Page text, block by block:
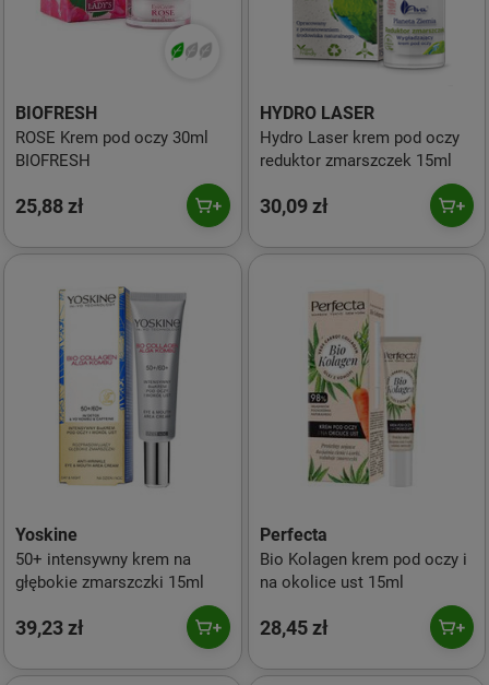
BIOFRESH
ROSE Krem pod oczy 30ml
BIOFRESH
25,88 zł
HYDRO LASER
Hydro Laser krem pod oczy
reduktor zmarszczek 15ml
30,09 zł
Yoskine
50+ intensywny krem na
głębokie zmarszczki 15ml
39,23 zł
Perfecta
Bio Kolagen krem pod oczy i
na okolice ust 15ml
28,45 zł